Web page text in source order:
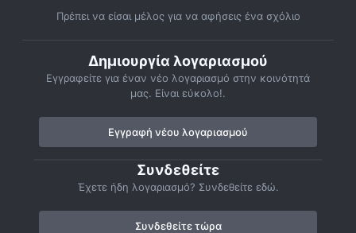
Πρέπει να είσαι μέλος για να αφήσεις ένα σχόλιο
Δημιουργία λογαριασμού
Εγγραφείτε για έναν νέο λογαριασμό στην κοινότητά
μας. Είναι εύκολο!.
Εγγραφή νέου λογαριασμού
Συνδεθείτε
Έχετε ήδη λογαριασμό? Συνδεθείτε εδώ.
Συνδεθείτε τώρα